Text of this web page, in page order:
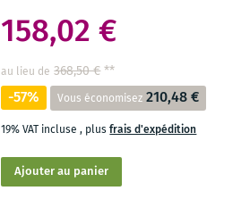
158,02 €
au lieu de 368,50 €**
-57% Vous économisez 210,48 €
19% VAT incluse, plusfrais d'expédition
Ajouter au panier